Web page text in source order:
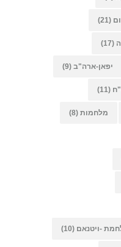
(21)
(17)
יפאן-ארה"ב (9)
(11)
מלחמות (8)
-ויטנאם (10)